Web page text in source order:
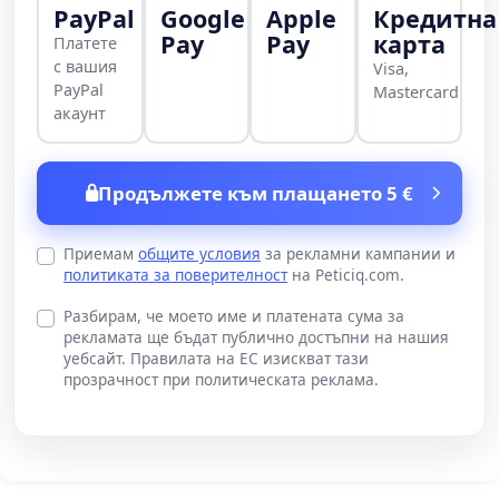
PayPal
Платете
с вашия
PayPal
акаунт
Google
Pay
Apple
Pay
Кредитна
карта
Visa,
Mastercard
Продължете към плащането 5 €
Приемам общите условия за рекламни кампании и
политиката за поверителностна Peticiq.com.
Разбирам, че моето име и платената сума за
рекламата ще бъдат публично достъпни на нашия
уебсайт. Правилата на ЕС изискват тази
прозрачност при политическата реклама.